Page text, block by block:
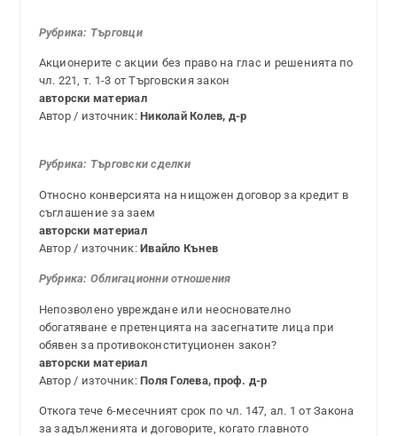
Рубрика: Търговци
Акционерите с акции без право на глас и решенията по
чл. 221, т. 1-3 от Търговския закон
авторски материал
Автор / източник:Николай Колев, д-р
Рубрика: Търговски сделки
Относно конверсията на нищожен договор за кредит в
съглашение за заем
авторски материал
Автор / източник:Ивайло Кънев
Рубрика: Облигационни отношения
Непозволено увреждане или неоснователно
обогатяване е претенцията на засегнатите лица при
обявен за противоконституционен закон?
авторски материал
Автор / източник:Поля Голева, проф. д-р
Откога тече 6-месечният срок по чл. 147, ал. 1 от Закона
за задълженията и договорите, когато главното